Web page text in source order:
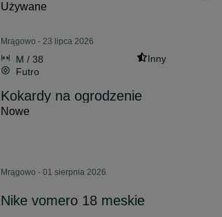
Używane
Mrągowo - 23 lipca 2026
M / 38
Inny
Futro
Kokardy na ogrodzenie
Nowe
Mrągowo - 01 sierpnia 2026
Nike vomero 18 meskie